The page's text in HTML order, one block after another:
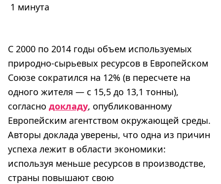
1 минута
С 2000 по 2014 годы объем используемых
природно-сырьевых ресурсов в Европейском
Союзе сократился на 12% (в пересчете на
одного жителя — с 15,5 до 13,1 тонны),
согласно докладу, опубликованному
Европейским агентством окружающей среды.
Авторы доклада уверены, что одна из причин
успеха лежит в области экономики:
используя меньше ресурсов в производстве,
страны повышают свою